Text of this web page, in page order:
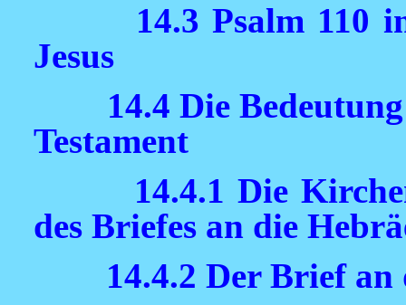
14.3 Psalm 110
Jesus
14.4 Die
Testament
14.4.1 Die
des Briefes an die
14.4.2 Der Brief